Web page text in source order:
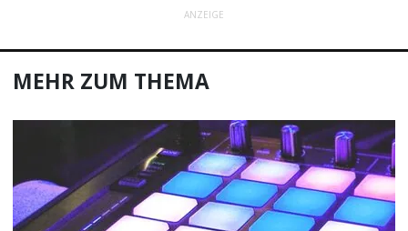
ANZEIGE
MEHR ZUM THEMA